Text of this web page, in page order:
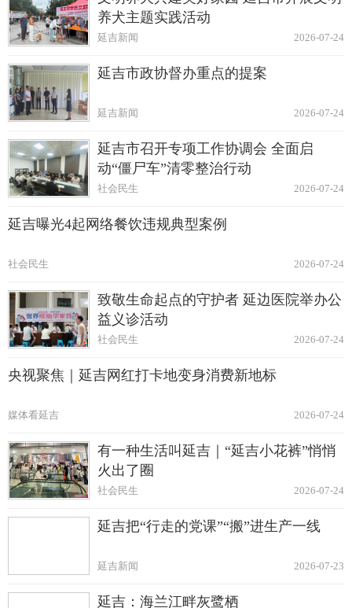
养犬主题实践活动
2026-07-24
延吉新闻
延吉市政协督办重点的提案
2026-07-24
延吉新闻
延吉市召开专项工作协调会 全面启
动“僵尸车”清零整治行动
2026-07-24
社会民生
延吉曝光4起网络餐饮违规典型案例
2026-07-24
社会民生
致敬生命起点的守护者 延边医院举办公
益义诊活动
2026-07-24
社会民生
央视聚焦｜延吉网红打卡地变身消费新地标
2026-07-24
媒体看延吉
有一种生活叫延吉｜“延吉小花裤”悄悄
火出了圈
2026-07-24
社会民生
延吉把“行走的党课”“搬”进生产一线
2026-07-23
延吉新闻
延吉：海兰江畔灰鹭栖